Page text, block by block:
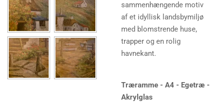
sammenhængende motiv
af et idyllisk landsbymiljø
med blomstrende huse,
trapper og en rolig
havnekant.
Træramme - A4 - Egetræ -
Akrylglas